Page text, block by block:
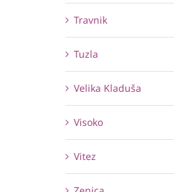
Travnik
Tuzla
Velika Kladuša
Visoko
Vitez